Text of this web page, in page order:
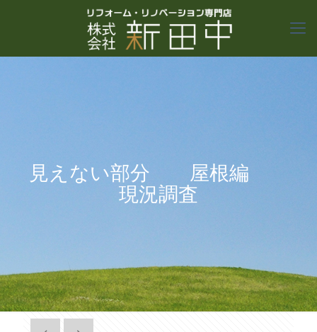
見えない部分 屋根編
現況調査